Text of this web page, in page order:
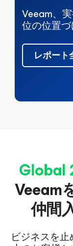
Veeam、
位の位置づ
レポート
Global
Veeam
仲間
ビジネスを